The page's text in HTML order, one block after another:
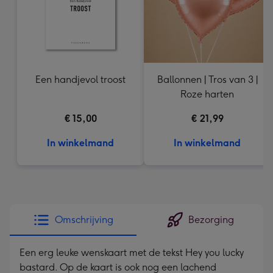
Een handjevol troost
€ 15,00
In winkelmand
Ballonnen | Tros van 3 |
Roze harten
€ 21,99
In winkelmand
Omschrijving Bezorging
Een erg leuke wenskaart met de tekst Hey you lucky
bastard. Op de kaart is ook nog een lachend